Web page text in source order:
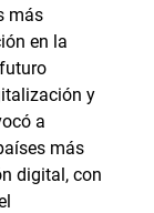
más
en la
y
a
más
digital, con